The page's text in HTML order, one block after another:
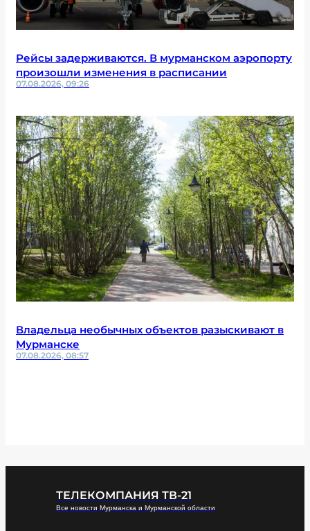
Рейсы задерживаются. В мурманском аэропорту
произошли изменения в расписании
07.08.2026, 09:26
Владельца необычных объектов разыскивают в
Мурманске
07.08.2026, 08:57
ТЕЛЕКОМПАНИЯ ТВ-21
Все новости Мурманска и Мурманской области